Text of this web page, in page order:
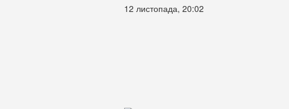
12 листопада, 20:02